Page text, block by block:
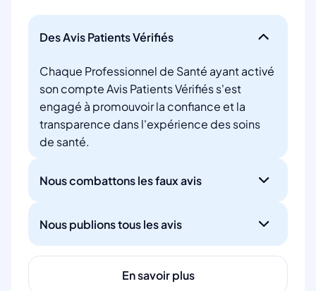
Des Avis Patients Vérifiés
Chaque Professionnel de Santé ayant activé
son compte Avis Patients Vérifiés s'est
engagé à promouvoir la confiance et la
transparence dans l'expérience des soins
de santé.
Nous combattons les faux avis
Nous publions tous les avis
En savoir plus